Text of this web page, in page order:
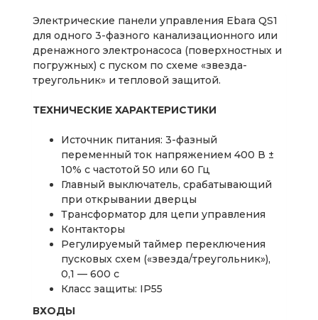
Электрические панели управления Ebara QS1
для одного 3-фазного канализационного или
дренажного электронасоса (поверхностных и
погружных) с пуском по схеме «звезда-
треугольник» и тепловой защитой.
ТЕХНИЧЕСКИЕ ХАРАКТЕРИСТИКИ
Источник питания: 3-фазный
переменный ток напряжением 400 В ±
10% с частотой 50 или 60 Гц
Главный выключатель, срабатывающий
при открывании дверцы
Трансформатор для цепи управления
Контакторы
Регулируемый таймер переключения
пусковых схем («звезда/треугольник»),
0,1 — 600 с
Класс защиты: IP55
ВХОДЫ